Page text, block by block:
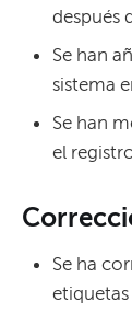
después
Se han
sistema
Se han
el
Se ha